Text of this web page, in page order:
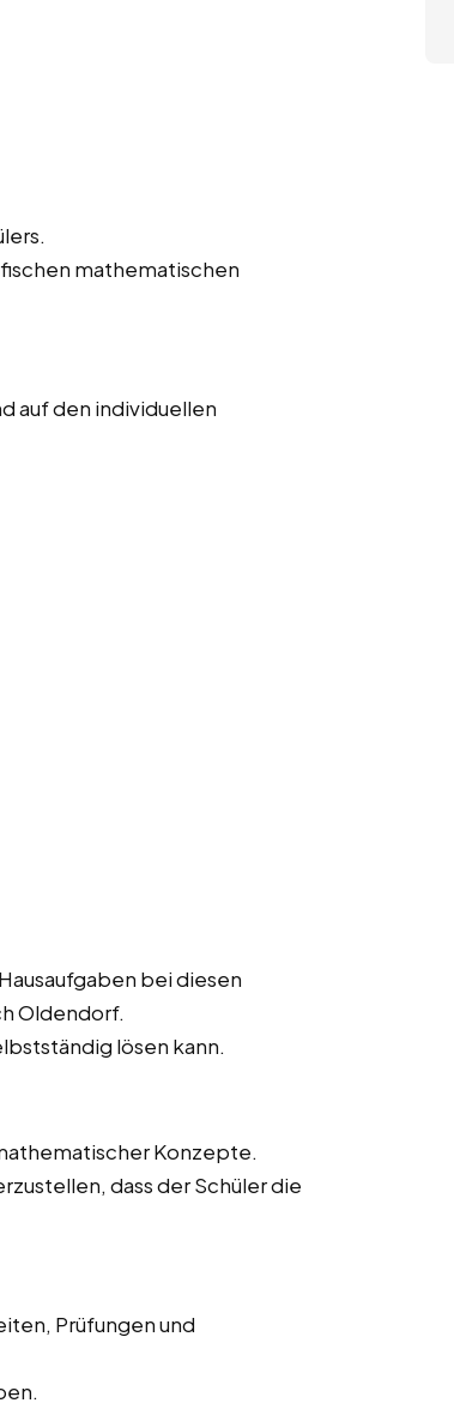
mathematischen
auf den individuellen
bei diesen
Oldendorf.
lösen kann.
Konzepte.
dass der Schüler die
Prüfungen und